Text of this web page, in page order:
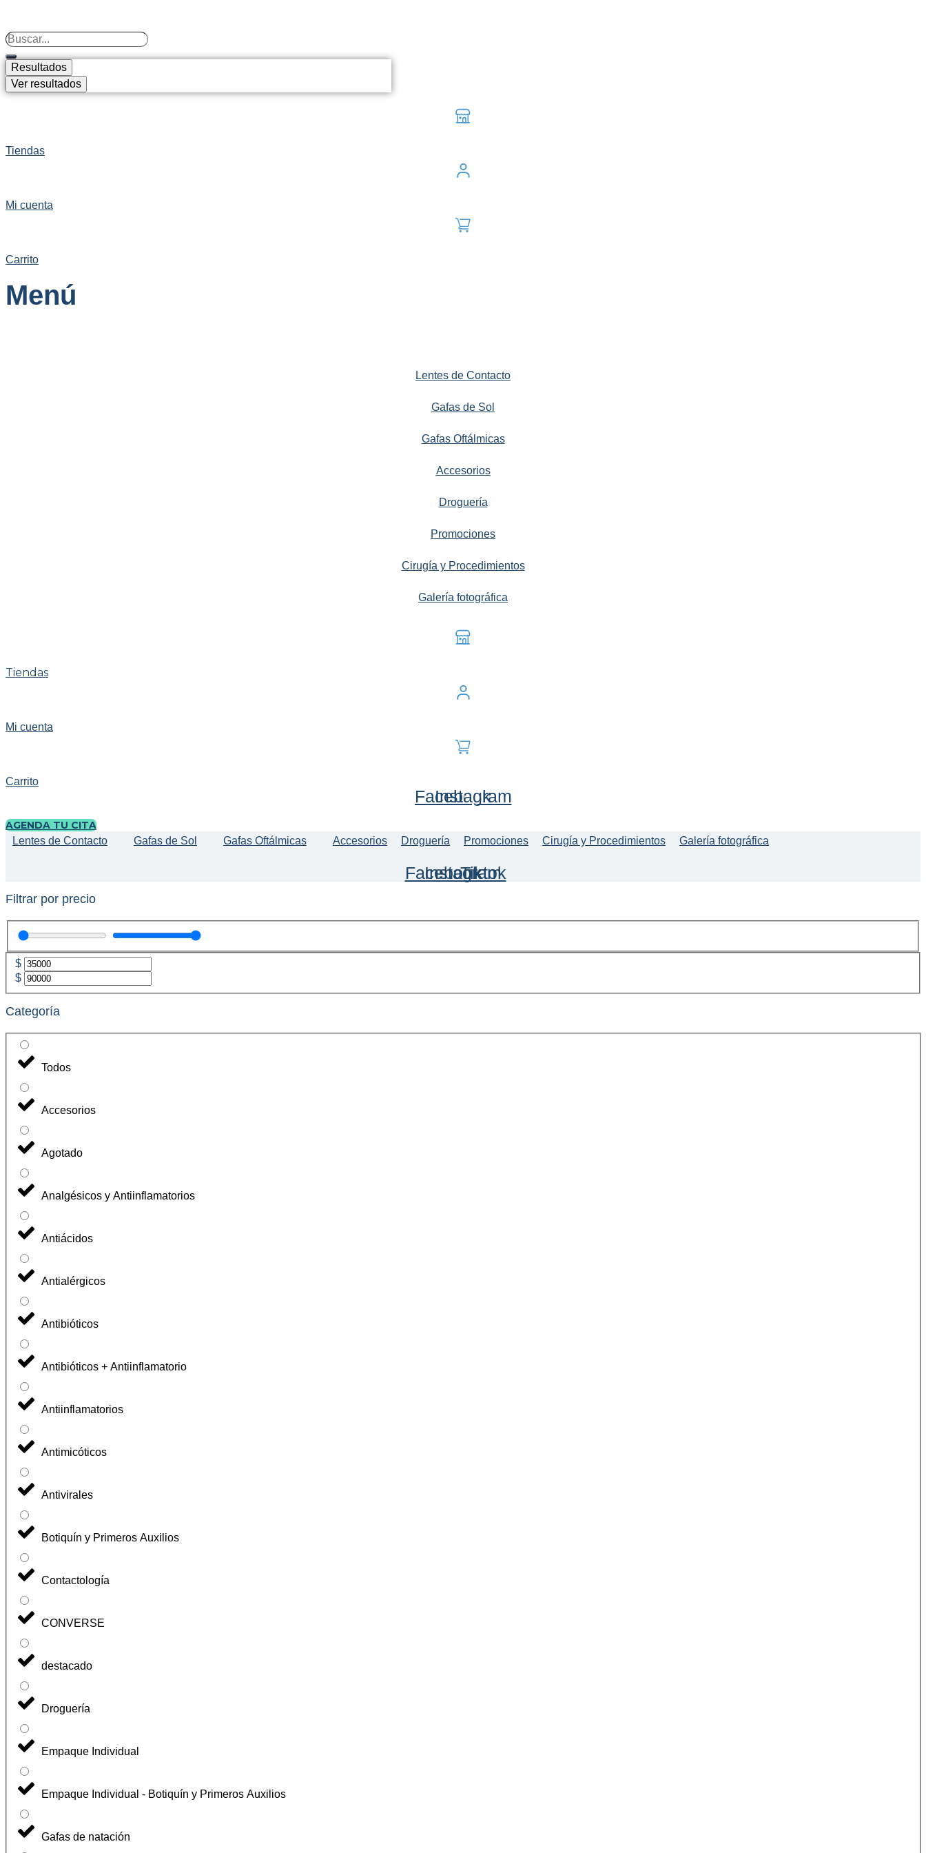
Search
...
Resultados
Ver resultados
Tiendas
Mi cuenta
Carrito
Menú
Lentes de Contacto
Gafas de Sol
Gafas Oftálmicas
Accesorios
Droguería
Promociones
Cirugía y Procedimientos
Galería fotográfica
Tiendas
Mi cuenta
Carrito
Facebook
Instagram
AGENDA TU CITA
Lentes de Contacto Gafas de Sol Gafas Oftálmicas Accesorios Droguería Promociones Cirugía y Procedimientos Galería fotográfica
Facebook
Instagram
Tiktok
Filtrar por precio
$
$
Categoría
Todos
Accesorios
Agotado
Analgésicos y Antiinflamatorios
Antiácidos
Antialérgicos
Antibióticos
Antibióticos + Antiinflamatorio
Antiinflamatorios
Antimicóticos
Antivirales
Botiquín y Primeros Auxilios
Contactología
CONVERSE
destacado
Droguería
Empaque Individual
Empaque Individual - Botiquín y Primeros Auxilios
Gafas de natación